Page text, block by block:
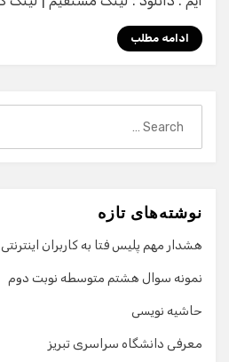
ادامه مطلب
نوشته‌های تازه
هشدار مهم پلیس فتا به کاربران اینترنتی
نمونه سوال هشتم متوسطه نوبت دوم
حاشیه نویسی
معرفی دانشگاه سراسری تبریز